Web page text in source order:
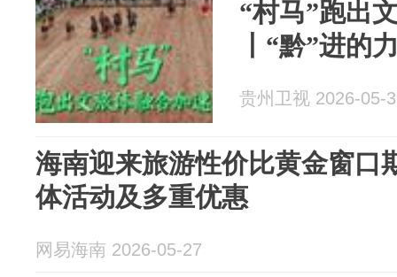
“村马”跑出
丨“黔”进的
贵州卫视 2026-05-
海南迎来旅游性价比黄金窗口
体活动及多重优惠
网易海南 2026-05-27